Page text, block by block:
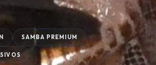
SAMBA PREMIUM